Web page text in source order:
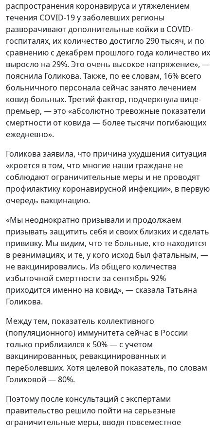
распространения коронавируса и утяжелением
течения COVID-19 у заболевших регионы
разворачивают дополнительные койки в COVID-
госпиталях, их количество достигло 290 тысяч, и по
сравнению с декабрем прошлого года количество их
выросло на 29%. Это очень высокое напряжение», —
пояснила Голикова. Также, по ее словам, 16% всего
больничного персонала сейчас занято лечением
ковид-больных. Третий фактор, подчеркнула вице-
премьер, — это «абсолютно тревожные показатели
смертности от ковида — более тысячи погибающих
ежедневно».
Голикова заявила, что причина ухудшения ситуация
«кроется в том, что многие наши граждане не
соблюдают ограничительные меры и не проводят
профилактику коронавирусной инфекции», в первую
очередь вакцинацию.
«Мы неоднократно призывали и продолжаем
призывать защитить себя и своих близких и сделать
прививку. Мы видим, что те больные, кто находится
в реанимациях, и те, у кого исход был фатальным, —
не вакцинировались. Из общего количества
избыточной смертности за сентябрь 92%
приходится именно на ковид», — сказала Татьяна
Голикова.
Между тем, показатель коллективного
(популяционного) иммунитета сейчас в России
только приблизился к 50% — с учетом
вакцинированных, ревакцинированных и
переболевших. Хотя целевой показатель, по словам
Голиковой — 80%.
Поэтому после консультаций с экспертами
правительство решило пойти на серьезные
ограничительные меры, вводя повсеместное